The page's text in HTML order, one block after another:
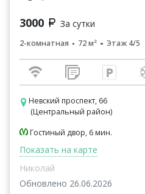
3000 За сутки
2-комнатная 72 м² Этаж 4/5
Невский проспект, 66
(Центральный район)
Гостиный двор, 6 мин.
Показать на карте
Николай
Обновлено 26.06.2026